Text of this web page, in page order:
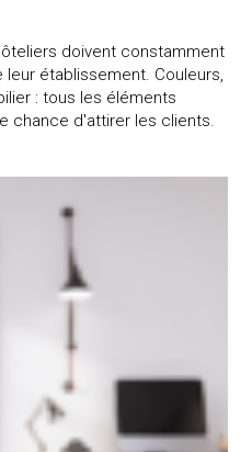
doivent constamment
établissement. Couleurs,
: tous les éléments
chance d'attirer les clients.